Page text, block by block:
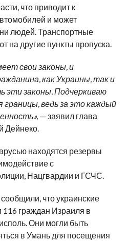
что приводит к
и может
людей. Транспортные
на другие пункты пропуска.
свои законы, и
как Украины, так и
эти законы. Подчеркиваю
ведь за это каждый
— заявил глава
Дейнеко.
находятся резервы
с
Нацгвардии и ГСЧС.
что украинские
116 граждан Израиля в
Они могли быть
в Умань для посещения